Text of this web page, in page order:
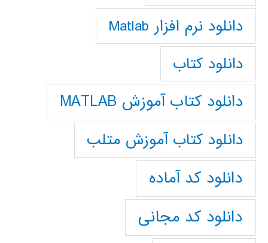
دانلود نرم افزار Matlab
دانلود کتاب
دانلود کتاب آموزش MATLAB
دانلود کتاب آموزش متلب
دانلود کد آماده
دانلود کد مجانی